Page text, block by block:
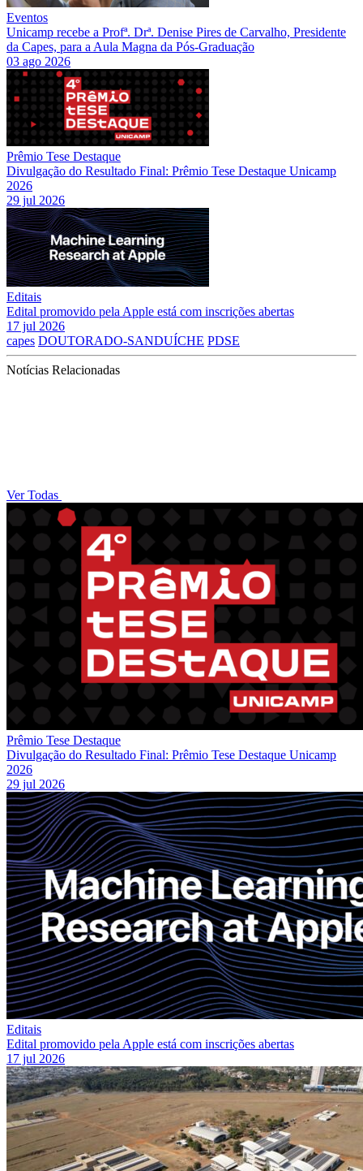
Eventos
Unicamp recebe a Profª. Drª. Denise Pires de Carvalho, Presidente
da Capes, para a Aula Magna da Pós-Graduação
03 ago 2026
Prêmio Tese Destaque
Divulgação do Resultado Final: Prêmio Tese Destaque Unicamp
2026
29 jul 2026
Editais
Edital promovido pela Apple está com inscrições abertas
17 jul 2026
capes DOUTORADO-SANDUÍCHE PDSE
Notícias Relacionadas
Ver Todas
Prêmio Tese Destaque
Divulgação do Resultado Final: Prêmio Tese Destaque Unicamp
2026
29 jul 2026
Editais
Edital promovido pela Apple está com inscrições abertas
17 jul 2026